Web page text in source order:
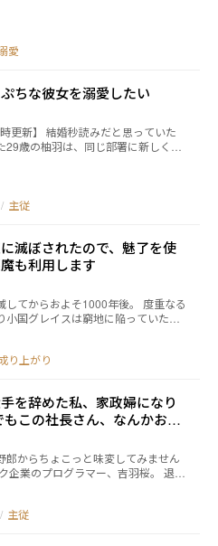
る事を。 そして彼女が最愛
の命を散らせた事実を…… 『もし
力も自分にはもう必要ない、スロ
だった。 なの
間に、かつての最愛と転生した姿で
も思っていなかった。 自分を裏
ーネは、スローライフをかけて奮闘
そこには自身も知り得なかった様々
国では色々な思惑が渦巻いてい
田舎のモブ令嬢の物語です。 ※相
の愛が重いです。 ※最初の方は切な
が、途中からやっぱり重い溺愛が待
完全にハッピーエンドです。
んな二人は実は主従関係で。お嬢様
が、どんどん明かされる――。 お嬢
ラブコメ、ギャグ、バトルファン
りませんが、BL用語がでます。 表
すけ様（XID ＠AaNoSK_w）
愛
ちな彼女を溺愛したい
だと思っていた
歳の柚羽は、同じ部署に新しく配
けていき……。
/ 主従
滅ぼされたので、魅了を使
も利用します
してからおよそ1000年後。 度重なる
小国グレイスは窮地に陥っていた。
に対抗するため《降魔の儀式》に手
償は余りにも大きく、大魔王サタン
亡してしまう。 それから6年
大悪魔の魂《デザイア》が宿ってい
イア》の影響で無自覚に魅了《チャ
まっていた。 従者であるジブリール
ム》が効かなかった為、定期的に魔
していた。 自分に宿った大悪魔の魂
求め、アルは魔術発祥の地・ニブル
この物語は一人の青年
り、滅ぼされた母国を再建させるま
り上がり
を辞めた私、家政婦になり
もこの社長さん、なんかおか
郎からちょこっと味変してみません
い仕事は、なんと大企業社長の家政
と。 深夜に寿司を買いに走るこ
/ 主従